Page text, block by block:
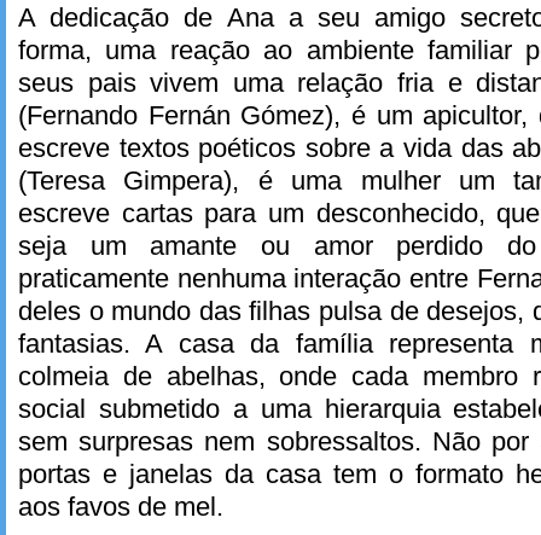
A dedicação de Ana a seu amigo
forma, uma reação ao ambiente familiar
seus pais vivem uma relação fria e
(Fernando Fernán Gómez), é um
escreve textos poéticos sobre a vida das
(Teresa Gimpera), é uma mulher um
escreve cartas para um desconhecido,
seja um amante ou amor perdido
praticamente nenhuma interação entre
deles o mundo das filhas pulsa de desejos,
fantasias. A casa da família representa
colmeia de abelhas, onde cada membro
social submetido a uma hierarquia
sem surpresas nem sobressaltos. Não
portas e janelas da casa tem o formato
aos favos de mel.